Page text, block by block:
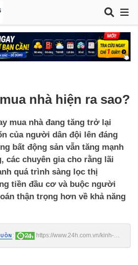
nhà hiện ra sao?
mua nhà đang tăng trở lại
của người dân đội lên đáng
bất động sản vẫn tăng mạnh
các chuyên gia cho rằng lãi
quá trình sàng lọc thị
tiền đầu cơ và buộc người
thận trọng hơn về khả năng
:
https://www.24h.com.vn/kinh-